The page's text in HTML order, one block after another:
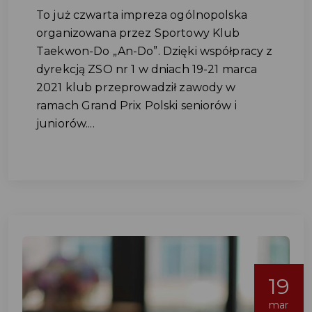
To już czwarta impreza ogólnopolska
organizowana przez Sportowy Klub
Taekwon-Do „An-Do”. Dzięki współpracy z
dyrekcją ZSO nr 1 w dniach 19-21 marca
2021 klub przeprowadził zawody w
ramach Grand Prix Polski seniorów i
juniorów....
19
mar